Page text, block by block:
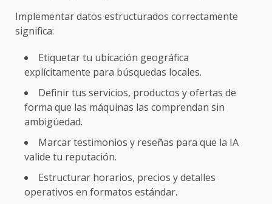
Implementar datos estructurados correctamente
significa:
Etiquetar tu ubicación geográfica
explícitamente para búsquedas locales.
Definir tus servicios, productos y ofertas de
forma que las máquinas las comprendan sin
ambigüedad.
Marcar testimonios y reseñas para que la IA
valide tu reputación.
Estructurar horarios, precios y detalles
operativos en formatos estándar.